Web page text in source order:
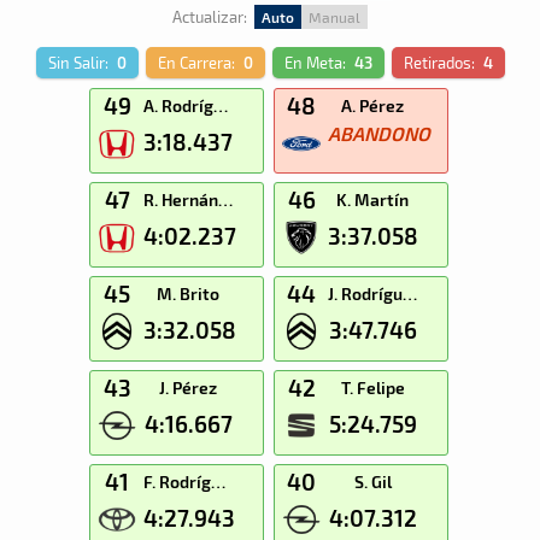
Actualizar: Auto Manual
Sin Salir: 0 En Carrera: 0 En Meta: 43 Retirados: 4
49 A. Rodríguez
3:18.437
48 A. Pérez
ABANDONO
47 R. Hernández
4:02.237
46 K. Martín
3:37.058
45 M. Brito
3:32.058
44 J. Rodríguez
3:47.746
43 J. Pérez
4:16.667
42 T. Felipe
5:24.759
41 F. Rodríguez
4:27.943
40 S. Gil
4:07.312